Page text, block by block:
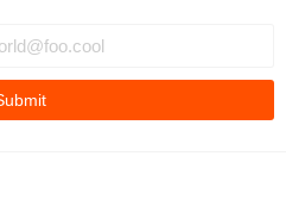
Anda dan jawablah dengan